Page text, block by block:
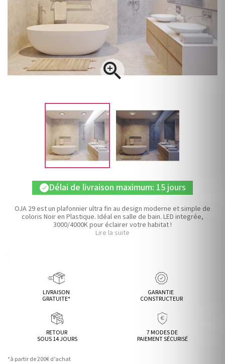

check Délai de livraison maximum: 15 jours
OJA 29 est un plafonnier ultra fin au design moderne et simple de
coloris Noir en Plastique. Idéal en salle de bain. LED integrée,
3000/4000K pour éclairer votre habitat !
Lire la suite
LIVRAISON
GRATUITE*
GARANTIE
CONSTRUCTEUR
RETOUR
SOUS 14 JOURS
7 MODES DE
PAIEMENT SÉCURISÉ
*à partir de 200€ d’achat